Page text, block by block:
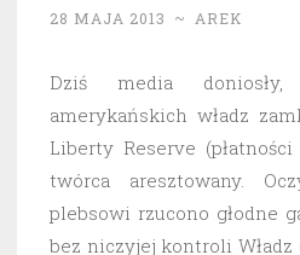
28 MAJA 2013 ~ AREK
Dziś media
amerykańskich władz
Liberty Reserve
twórca aresztowany.
plebsowi rzucono głodne
bez niczyjej kontroli Władz